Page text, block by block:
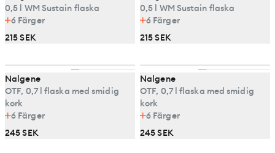
0,5 l WM Sustain flaska
6 Färger
215 SEK
0,5 l WM Sustain flaska
6 Färger
215 SEK
Nalgene
OTF, 0,7 l flaska med smidig
kork
6 Färger
245 SEK
Nalgene
OTF, 0,7 l flaska med smidig
kork
6 Färger
245 SEK